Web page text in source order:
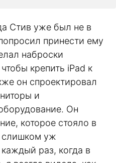
Стив уже был не в
принести ему
наброски
крепить iPad к
он спроектировал
и
Он
которое стояло в
слишком уж
раз, когда в